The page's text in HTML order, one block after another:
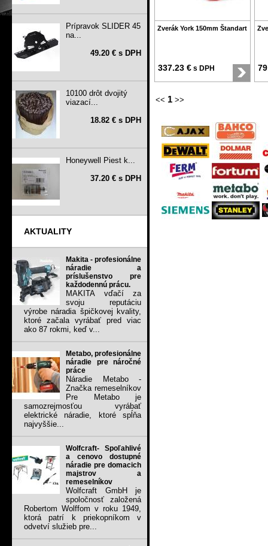
Prípravok SLIDER 45
na...
49.20 € s DPH
10100 drôt dvojitý
viazací...
18.82 € s DPH
Honeywell Piest k...
37.20 € s DPH
AKTUALITY
Makita - profesionálne
náradie a
príslušenstvo pre
každodennú prácu.
MAKITA vďačí za
svoju reputáciu
výrobe náradia špičkovej kvality,
ktoré začala vyrábať pred viac
ako 87 rokmi, keď v...
Metabo, profesionálne
náradie pre náročné
práce
Náradie Metabo -
Značka remeselníkov
Pre Metabo je
samozrejmosťou vyrábať
elektrické náradie, ktoré spĺňa
najvyššie...
Wolfcraft- Spoľahlivé
a cenovo dostupné
náradie pre domacich
majstrov a
remeselníkov
Wolfcraft GmbH je
spoločnosť založená
Robertom Wolffom v roku 1949,
ktorá patrí k priekopníkom v
odvetví služieb pre...
Zverák York 150mm Štandart
337.23 € s DPH
<< 1 >>